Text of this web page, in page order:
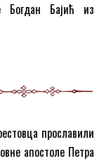
Богдан Бајић из
прославили
апостоле Петра